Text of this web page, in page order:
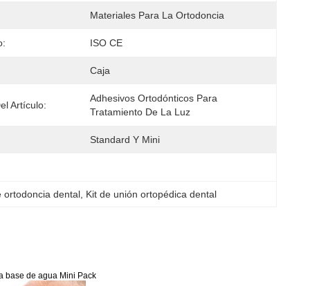
Materiales Para La Ortodoncia
ISO CE
Caja
Artículo:
Adhesivos Ortodónticos Para
Tratamiento De La Luz
Standard Y Mini
ortodoncia dental Kit de unión ortopédica dental
base de agua Mini Pack